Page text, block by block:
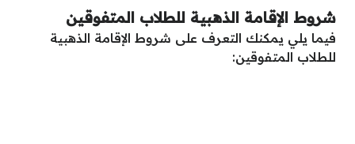
شروط الإقامة الذهبية للطلاب المتفوقين
فيما يلي يمكنك التعرف على شروط الإقامة الذهبية
للطلاب المتفوقين: